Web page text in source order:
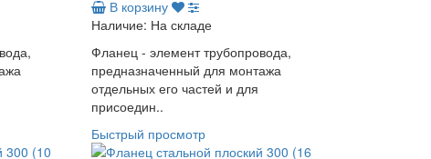
В корзину
Наличие: На складе
Фланец - элемент трубопровода,
предназначенный для монтажа
отдельных его частей и для
присоедин..
Быстрый просмотр